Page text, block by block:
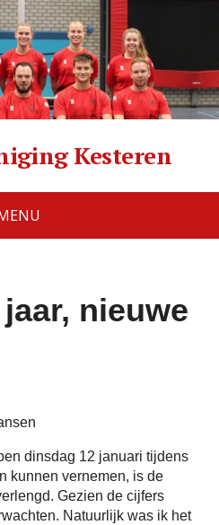
Kesteren
nieuwe
dinsdag 12 januari tijdens
kunnen vernemen, is de
Gezien de cijfers
Natuurlijk was ik het